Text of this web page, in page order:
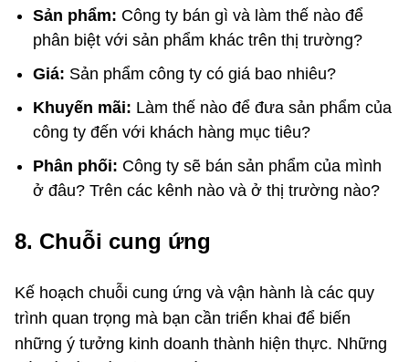
Sản phẩm: Công ty bán gì và làm thế nào để
phân biệt với sản phẩm khác trên thị trường?
Giá: Sản phẩm công ty có giá bao nhiêu?
Khuyến mãi: Làm thế nào để đưa sản phẩm của
công ty đến với khách hàng mục tiêu?
Phân phối: Công ty sẽ bán sản phẩm của mình
ở đâu? Trên các kênh nào và ở thị trường nào?
8. Chuỗi cung ứng
Kế hoạch chuỗi cung ứng và vận hành là các quy
trình quan trọng mà bạn cần triển khai để biến
những ý tưởng kinh doanh thành hiện thực. Những